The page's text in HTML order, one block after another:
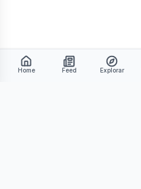
Home Feed Explorar